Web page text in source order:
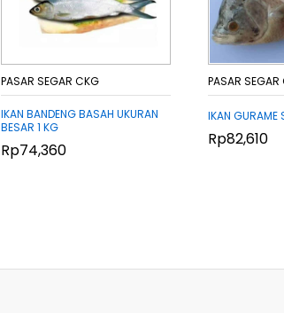
PASAR SEGAR CKG
IKAN BANDENG BASAH UKURAN
BESAR 1 KG
Rp74,360
Rp74,360
PASAR SEGAR
IKAN GURAME
Rp82,610
Rp82,610